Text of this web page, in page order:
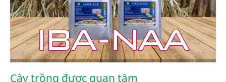
Cây trồng được quan tâm